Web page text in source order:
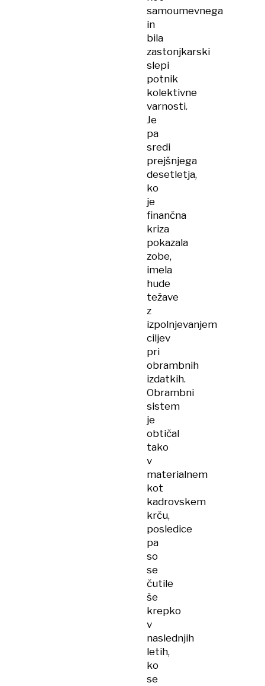
samoumevnega
in
bila
zastonjkarski
slepi
potnik
kolektivne
varnosti.
Je
pa
sredi
prejšnjega
desetletja,
ko
je
finančna
kriza
pokazala
zobe,
imela
hude
težave
z
izpolnjevanjem
ciljev
pri
obrambnih
izdatkih.
Obrambni
sistem
je
obtičal
tako
v
materialnem
kot
kadrovskem
krču,
posledice
pa
so
se
čutile
še
krepko
v
naslednjih
letih,
ko
se